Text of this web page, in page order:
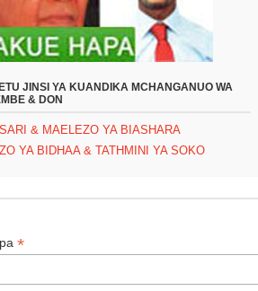
JINSI YA KUANDIKA MCHANGANUO WA
& DON
& MAELEZO YA BIASHARA
YA BIDHAA & TATHMINI YA SOKO
*